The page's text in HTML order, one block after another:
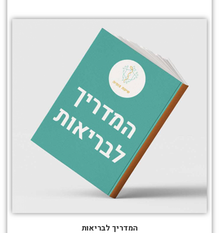
המדריך לבריאות